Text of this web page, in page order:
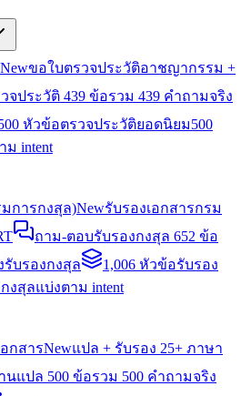
Newขอใบตรวจประวัติอาชญากรรม +
จประวัติ 439 ข้อรวม 439 คำถามจริง
หัวข้อตรวจประวัติยอดนิยม500
intent
การกงสุล)Newรับรองเอกสารกรม
ถาม-ตอบรับรองกงสุล 652 ข้อ
รับรองกงสุล
1,006 หัวข้อรับรอง
งสุลแบ่งตาม intent
กสารNewแปล + รับรอง 25+ ภาษา
นแปล 500 ข้อรวม 500 คำถามจริง